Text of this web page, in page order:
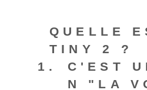
QUELLE
TINY 2 ?
C'EST
N "LA